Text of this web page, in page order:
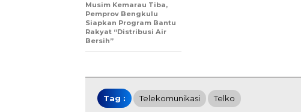
Musim Kemarau Tiba,
Pemprov Bengkulu
Siapkan Program Bantu
Rakyat “Distribusi Air
Bersih”
Tag : Telekomunikasi Telko